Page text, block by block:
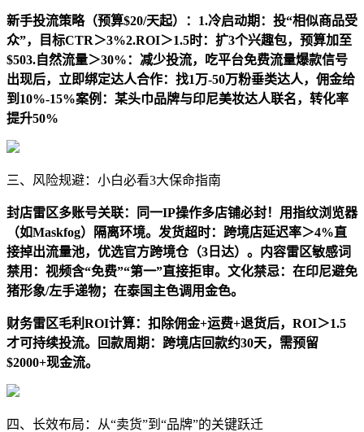
新手投流策略（预算$20/天起）：1.冷启动期：投“相似商品受
众”，目标CTR＞3%2.ROI＞1.5时：扩3个兴趣包，预算加至
$503.自然流量＞30%：减少投流，吃平台免费流量爆款信号
出现后，立即绑定达人合作：找1万-50万粉垂类达人，佣金给
到10%-15%案例：某头巾品牌与印尼美妆达人联名，转化率
提升50%
三、风险规避：小白必看3大保命指南
封店雷区多账号关联：同一IP操作多店铺必封！用指纹浏览器
（如Maskfog）隔离环境。发货超时：跨境店延迟率＞4%直
接掉出流量池，优选官方跨境仓（3日达）。内容雷区敏感词
禁用：视频含“免费”“第一”直接拒审。文化禁忌：在印尼避免
猪形象/左手递物；在泰国主色调用金色。
财务雷区毛利ROI计算：扣除佣金+运费+退货后，ROI＞1.5
才可持续投流。回款周期：跨境店回款约30天，需预留
$2000+现金流。
四、长效布局：从“卖货”到“品牌”的关键跃迁